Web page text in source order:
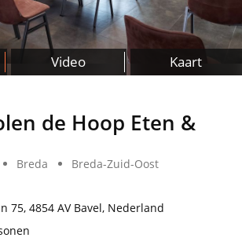
Video Kaart
de Hoop Eten &
Breda Breda-Zuid-Oost
75, 4854 AV Bavel, Nederland